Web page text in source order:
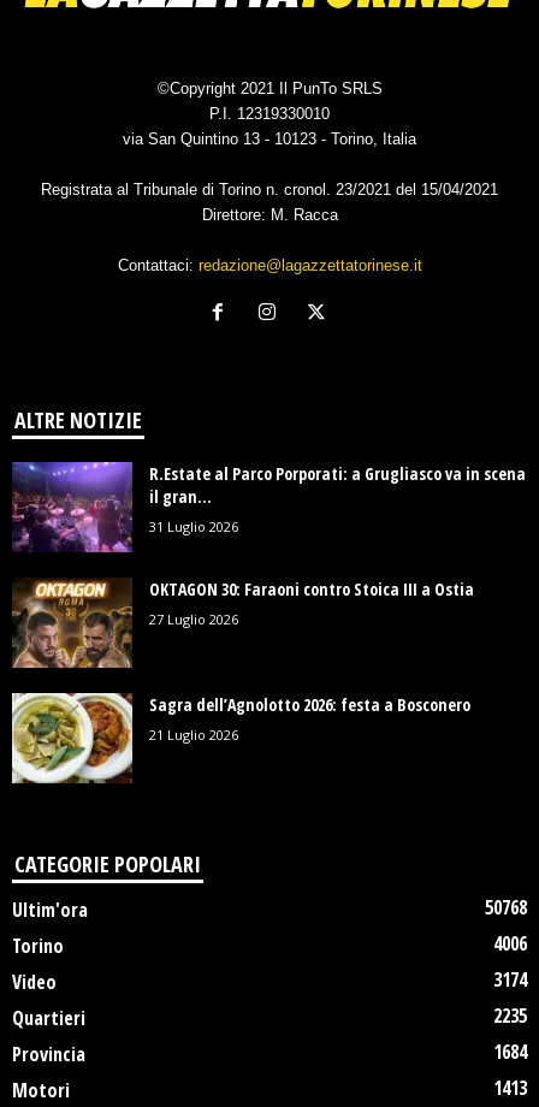
©Copyright 2021 Il PunTo SRLS
P.I. 12319330010
via San Quintino 13 - 10123 - Torino, Italia
Registrata al Tribunale di Torino n. cronol. 23/2021 del 15/04/2021
Direttore: M. Racca
Contattaci: redazione@lagazzettatorinese.it
ALTRE NOTIZIE
R.Estate al Parco Porporati: a Grugliasco va in scena
il gran...
31 Luglio 2026
OKTAGON 30: Faraoni contro Stoica III a Ostia
27 Luglio 2026
Sagra dell’Agnolotto 2026: festa a Bosconero
21 Luglio 2026
CATEGORIE POPOLARI
Ultim'ora
50768
Torino
4006
Video
3174
Quartieri
2235
Provincia
1684
Motori
1413